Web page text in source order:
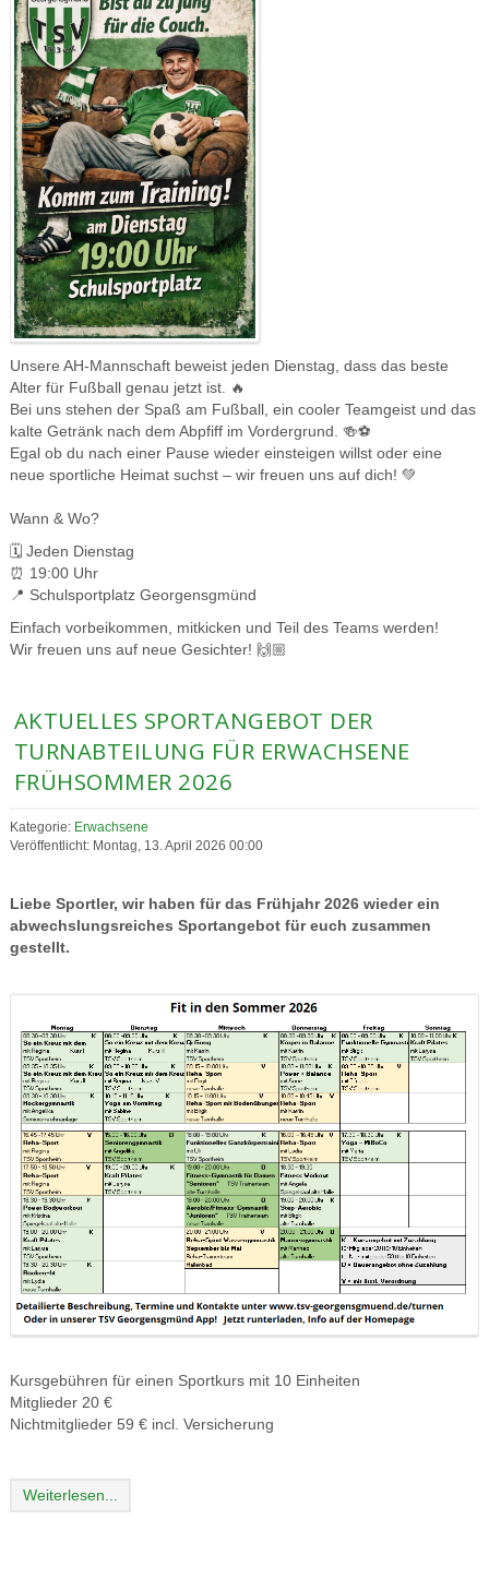
Unsere AH-Mannschaft beweist jeden Dienstag, dass das beste
Alter für Fußball genau jetzt ist. 🔥
Bei uns stehen der Spaß am Fußball, ein cooler Teamgeist und das
kalte Getränk nach dem Abpfiff im Vordergrund. 🍻⚽️
Egal ob du nach einer Pause wieder einsteigen willst oder eine
neue sportliche Heimat suchst – wir freuen uns auf dich! 💚
Wann & Wo?
🗓️ Jeden Dienstag
⏰ 19:00 Uhr
📍 Schulsportplatz Georgensgmünd
Einfach vorbeikommen, mitkicken und Teil des Teams werden!
Wir freuen uns auf neue Gesichter! 🙌🏼
AKTUELLES SPORTANGEBOT DER
TURNABTEILUNG FÜR ERWACHSENE
FRÜHSOMMER 2026
Kategorie: Erwachsene
Veröffentlicht: Montag, 13. April 2026 00:00
Liebe Sportler, wir haben für das Frühjahr 2026 wieder ein
abwechslungsreiches Sportangebot für euch zusammen
gestellt.
Kursgebühren für einen Sportkurs mit 10 Einheiten
Mitglieder 20 €
Nichtmitglieder 59 € incl. Versicherung
Weiterlesen...